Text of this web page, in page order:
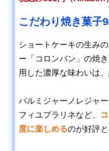
こだわり焼き菓子
ショートケーキの生み
ー「コロンバン」の焼
用した濃厚な味わいは
パルミジャーノレジャ
フィユプラリネなど、
度に楽しめるのが好評と